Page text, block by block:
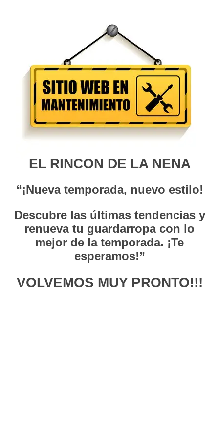
EL RINCON DE LA NENA
“¡Nueva temporada, nuevo estilo!
Descubre las últimas tendencias y
renueva tu guardarropa con lo
mejor de la temporada. ¡Te
esperamos!”
VOLVEMOS MUY PRONTO!!!